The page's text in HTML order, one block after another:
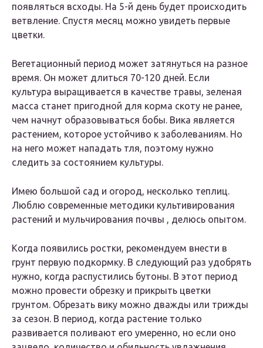
появляться всходы. На 5-й день будет происходить
ветвление. Спустя месяц можно увидеть первые
цветки.
Вегетационный период может затянуться на разное
время. Он может длиться 70-120 дней. Если
культура выращивается в качестве травы, зеленая
масса станет пригодной для корма скоту не ранее,
чем начнут образовываться бобы. Вика является
растением, которое устойчиво к заболеваниям. Но
на него может нападать тля, поэтому нужно
следить за состоянием культуры.
Имею большой сад и огород, несколько теплиц.
Люблю современные методики культивирования
растений и мульчирования почвы , делюсь опытом.
Когда появились ростки, рекомендуем внести в
грунт первую подкормку. В следующий раз удобрять
нужно, когда распустились бутоны. В этот период
можно провести обрезку и прикрыть цветки
грунтом. Обрезать вику можно дважды или трижды
за сезон. В период, когда растение только
развивается поливают его умеренно, но если оно